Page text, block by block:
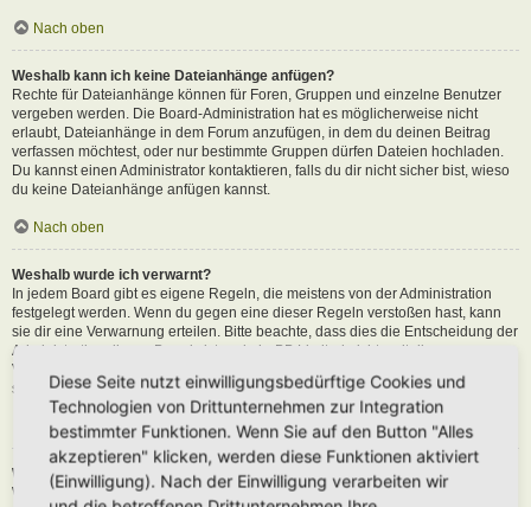
Nach oben
Weshalb kann ich keine Dateianhänge anfügen?
Rechte für Dateianhänge können für Foren, Gruppen und einzelne Benutzer
vergeben werden. Die Board-Administration hat es möglicherweise nicht
erlaubt, Dateianhänge in dem Forum anzufügen, in dem du deinen Beitrag
verfassen möchtest, oder nur bestimmte Gruppen dürfen Dateien hochladen.
Du kannst einen Administrator kontaktieren, falls du dir nicht sicher bist, wieso
du keine Dateianhänge anfügen kannst.
Nach oben
Weshalb wurde ich verwarnt?
In jedem Board gibt es eigene Regeln, die meistens von der Administration
festgelegt werden. Wenn du gegen eine dieser Regeln verstoßen hast, kann
sie dir eine Verwarnung erteilen. Bitte beachte, dass dies die Entscheidung der
Administration dieses Boards ist und phpBB Limited nichts mit dieser
Verwarnung zu tun hat. Kontaktiere einen Administrator, sofern du die nicht
sicher bist, wieso du verwarnt wurdest.
Nach oben
Wie kann ich Beiträge den Moderatoren melden?
Wenn ein Administrator die entsprechenden Berechtigungen vergeben hat,
Diese Seite nutzt einwilligungsbedürftige Cookies und
Technologien von Drittunternehmen zur Integration
bestimmter Funktionen. Wenn Sie auf den Button "Alles
akzeptieren" klicken, werden diese Funktionen aktiviert
(Einwilligung). Nach der Einwilligung verarbeiten wir